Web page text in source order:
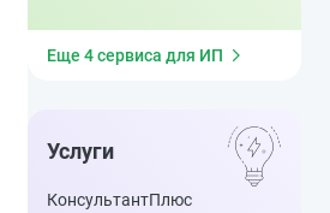
Еще 4 сервиса для ИП
Услуги
КонсультантПлюс